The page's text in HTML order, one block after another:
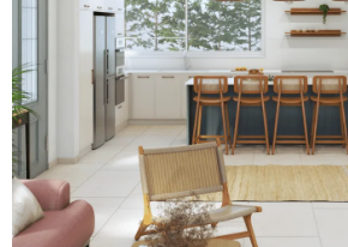
Rustic Serenity